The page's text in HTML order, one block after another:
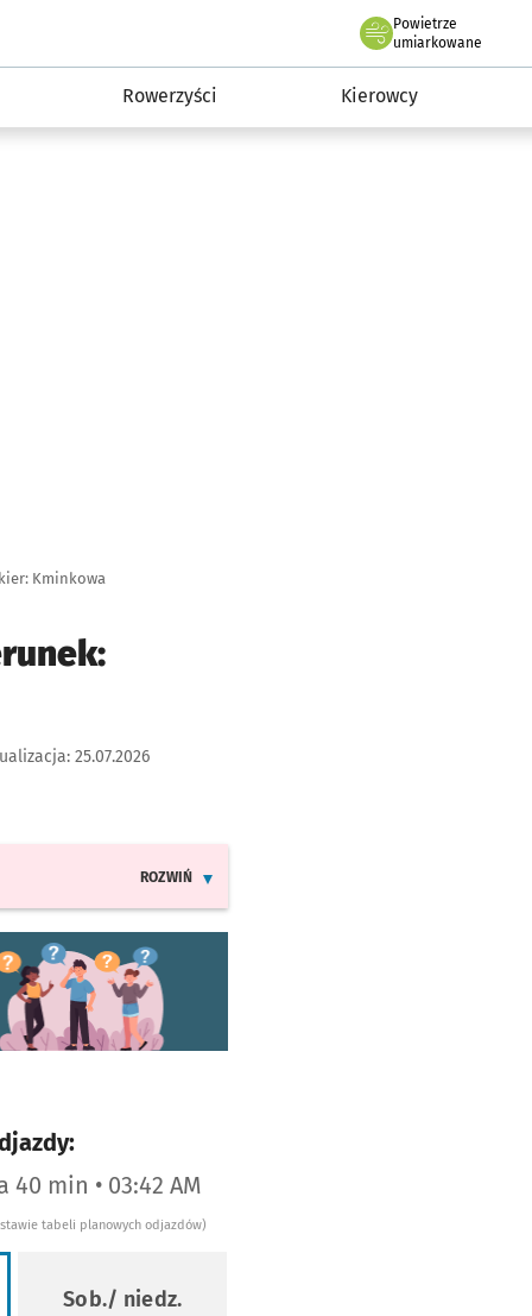
Powietrze
we Wrocławiu
umiarkowane
Rowerzyści Kierowcy
Kminkowa
25.07.2026
ROZWIŃ
się w nowej karcie
40 min • 03:42 AM
tabeli planowych odjazdów)
Sob./ niedz.